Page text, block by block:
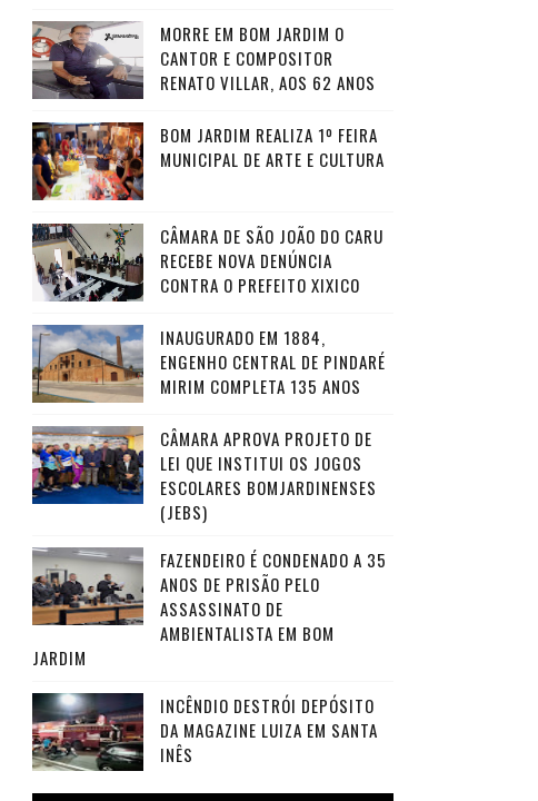
MORRE EM BOM JARDIM O
CANTOR E COMPOSITOR
RENATO VILLAR, AOS 62 ANOS
BOM JARDIM REALIZA 1º FEIRA
MUNICIPAL DE ARTE E CULTURA
CÂMARA DE SÃO JOÃO DO CARU
RECEBE NOVA DENÚNCIA
CONTRA O PREFEITO XIXICO
INAUGURADO EM 1884,
ENGENHO CENTRAL DE PINDARÉ
MIRIM COMPLETA 135 ANOS
CÂMARA APROVA PROJETO DE
LEI QUE INSTITUI OS JOGOS
ESCOLARES BOMJARDINENSES
(JEBS)
FAZENDEIRO É CONDENADO A 35
ANOS DE PRISÃO PELO
ASSASSINATO DE
AMBIENTALISTA EM BOM
JARDIM
INCÊNDIO DESTRÓI DEPÓSITO
DA MAGAZINE LUIZA EM SANTA
INÊS